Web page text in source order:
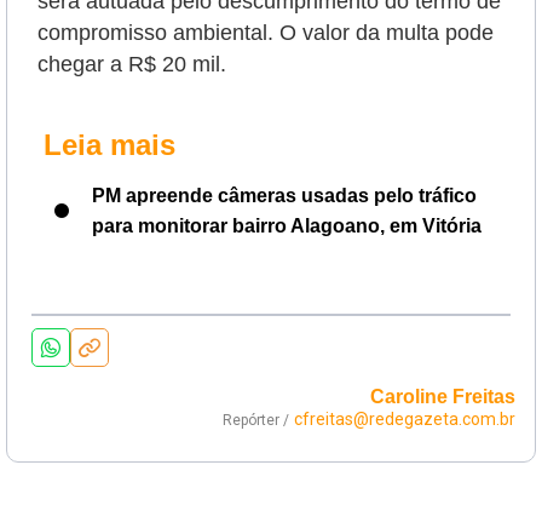
compromisso ambiental. O valor da multa pode
chegar a R$ 20 mil.
Leia mais
PM apreende câmeras usadas pelo tráfico
para monitorar bairro Alagoano, em Vitória
Caroline Freitas
Repórter / cfreitas@redegazeta.com.br